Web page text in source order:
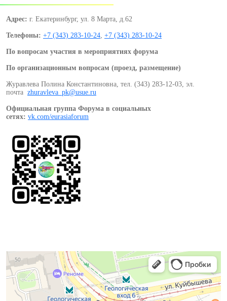
Адрес: г. Екатеринбург, ул. 8 Марта, д.62
Телефоны: +7 (343) 283-10-24, +7 (343) 283-10-24
По вопросам участия в мероприятиях форума
По организационным вопросам (проезд, размещение)
Журавлева Полина Константиновна, тел. (343) 283-12-03, эл.
почта zhuravleva_pk@usue.ru
Официальная группа Форума в социальных
сетях: vk.com/eurasiaforum